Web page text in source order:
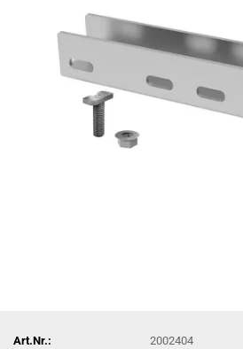
Art.Nr.:
2002404